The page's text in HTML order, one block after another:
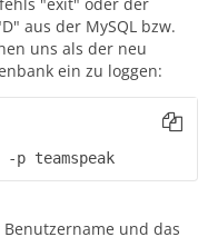
aus der MySQL bzw.
uns als der neu
ein zu loggen:
-p teamspeak
und das